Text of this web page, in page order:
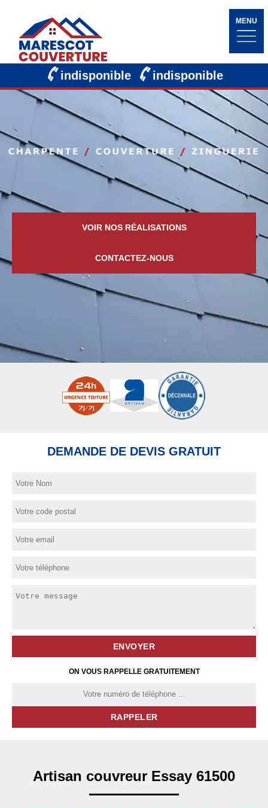
MENU
indisponible indisponible
VOIR NOS RÉALISATIONS
CONTACTEZ-NOUS
DEMANDE DE DEVIS GRATUIT
ON VOUS RAPPELLE GRATUITEMENT
Artisan couvreur Essay 61500